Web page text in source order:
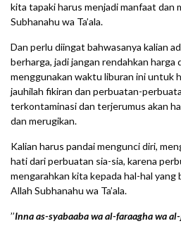
kita tapaki harus menjadi manfaat dan
Subhanahu wa Ta’ala.
Dan perlu diingat bahwasanya kalian
berharga, jadi jangan rendahkan harga
menggunakan waktu liburan ini untuk
jauhilah fikiran dan perbuatan-
terkontaminasi dan terjerumus akan
dan merugikan.
Kalian harus pandai mengunci diri,
hati dari perbuatan sia-sia, karena
mengarahkan kita kepada hal-hal
Allah Subhanahu wa Ta’ala.
’’Inna as-syabaaba wa al-faraagha wa